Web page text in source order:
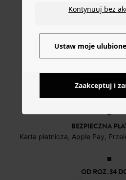
YES
NO
DOSTAWA DO
4 do 6 dni
DARMOWE
do 30 dni
BEZPIECZNA
Karta płatnicza, Apple Pay,
OD ROZ. 34
Kontynuuj bez
Ustaw moje
Zaakceptuj i